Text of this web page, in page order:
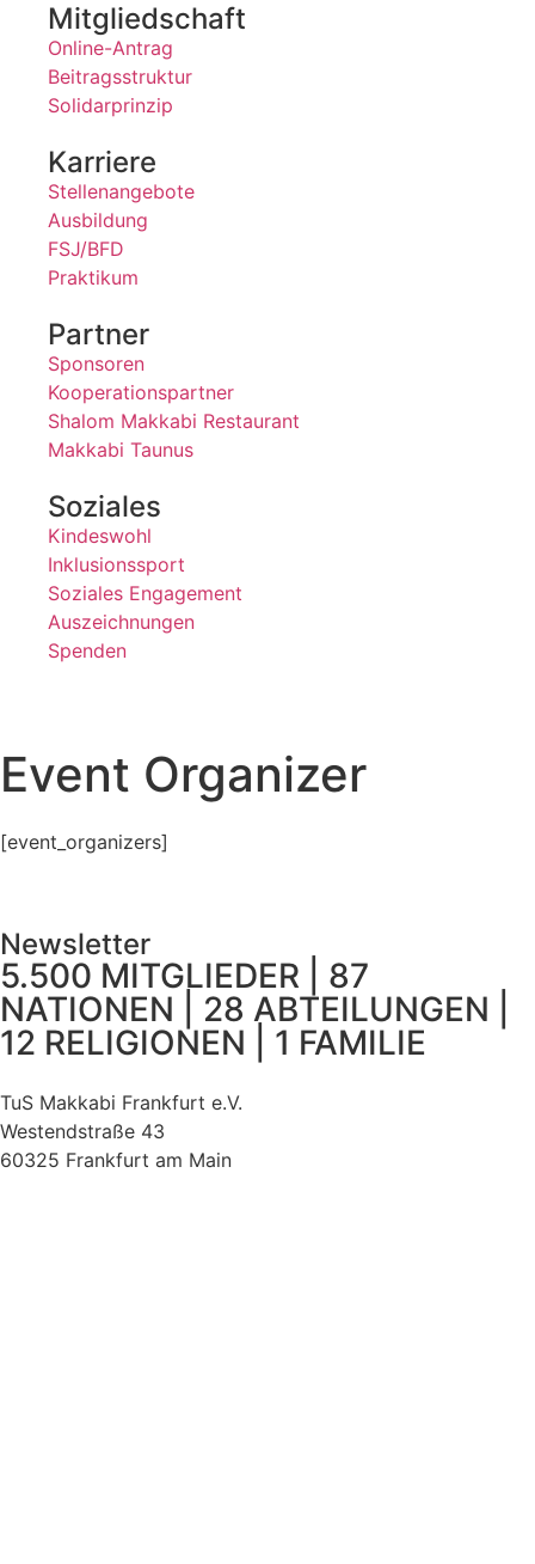
Mitgliedschaft
Online-Antrag
Beitragsstruktur
Solidarprinzip
Karriere
Stellenangebote
Ausbildung
FSJ/BFD
Praktikum
Partner
Sponsoren
Kooperationspartner
Shalom Makkabi Restaurant
Makkabi Taunus
Soziales
Kindeswohl
Inklusionssport
Soziales Engagement
Auszeichnungen
Spenden
Event Organizer
[event_organizers]
Newsletter
5.500 MITGLIEDER | 87
NATIONEN | 28 ABTEILUNGEN |
12 RELIGIONEN | 1 FAMILIE
TuS Makkabi Frankfurt e.V.
Westendstraße 43
60325 Frankfurt am Main